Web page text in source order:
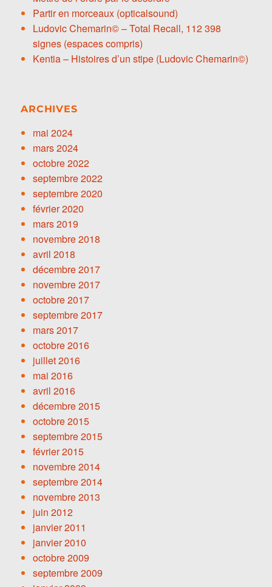
Partir en morceaux (opticalsound)
Ludovic Chemarin© – Total Recall, 112 398
signes (espaces compris)
Kentia – Histoires d’un stipe (Ludovic Chemarin©)
ARCHIVES
mai 2024
mars 2024
octobre 2022
septembre 2022
septembre 2020
février 2020
mars 2019
novembre 2018
avril 2018
décembre 2017
novembre 2017
octobre 2017
septembre 2017
mars 2017
octobre 2016
juillet 2016
mai 2016
avril 2016
décembre 2015
octobre 2015
septembre 2015
février 2015
novembre 2014
septembre 2014
novembre 2013
juin 2012
janvier 2011
janvier 2010
octobre 2009
septembre 2009